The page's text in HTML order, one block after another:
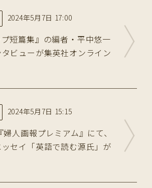
2024年5月7日 17:00
プ短篇集』の編者・平中悠一
ビューが集英社オンライン
2024年5月7日 15:15
人画報プレミアム』にて、
セイ「英語で読む源氏」が